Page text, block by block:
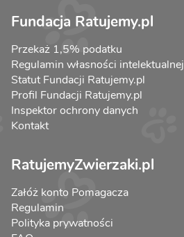
Fundacja Ratujemy.pl
Przekaż 1,5% podatku
Regulamin własności intelektualnej
Statut Fundacji Ratujemy.pl
Profil Fundacji Ratujemy.pl
Inspektor ochrony danych
Kontakt
RatujemyZwierzaki.pl
Załóż konto Pomagacza
Regulamin
Polityka prywatności